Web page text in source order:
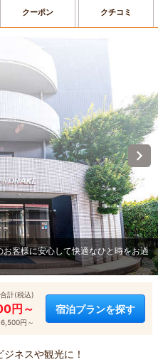
クーポン クチコミ
客様に安心して快適なひと時をお過
計(税込)
円～
円～
宿泊プランを探す
ネスや観光に！